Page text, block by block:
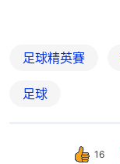
足球精英賽
足球
16